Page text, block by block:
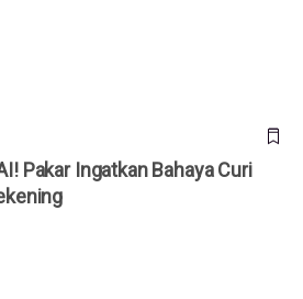
Pakar Ingatkan Bahaya Curi